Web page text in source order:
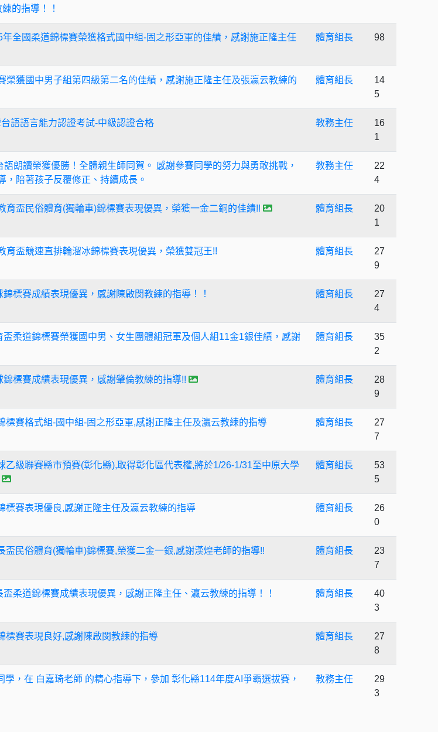
的指導！！
全國柔道錦標賽榮獲格式國中組-固之形亞軍的佳績，感謝施正隆主任
體育組長 98
榮獲國中男子組第四級第二名的佳績，感謝施正隆主任及張瀛云教練的
體育組長
14
5
語語言能力認證考試-中級認證合格 教務主任
16
1
朗讀榮獲優勝！全體親生師同賀。 感謝參賽同學的努力與勇敢挑戰，
陪著孩子反覆修正、持續成長。
教務主任
22
4
盃民俗體育(獨輪車)錦標賽表現優異，榮獲一金二銅的佳績!! 體育組長
20
1
盃競速直排輪溜冰錦標賽表現優異，榮獲雙冠王!! 體育組長
27
9
標賽成績表現優異，感謝陳啟閔教練的指導！！ 體育組長
27
4
柔道錦標賽榮獲國中男、女生團體組冠軍及個人組11金1銀佳績，感謝
體育組長
35
2
標賽成績表現優異，感謝肈倫教練的指導!! 體育組長
28
9
賽格式組-國中組-固之形亞軍,感謝正隆主任及瀛云教練的指導 體育組長
27
7
級聯賽縣市預賽(彰化縣),取得彰化區代表權,將於1/26-1/31至中原大學
體育組長
53
5
賽表現優良,感謝正隆主任及瀛云教練的指導 體育組長
26
0
民俗體育(獨輪車)錦標賽,榮獲二金一銀,感謝漢煌老師的指導!! 體育組長
23
7
柔道錦標賽成績表現優異，感謝正隆主任、瀛云教練的指導！！ 體育組長
40
3
標賽表現良好,感謝陳啟閔教練的指導 體育組長
27
8
，在 白嘉琦老師 的精心指導下，參加 彰化縣114年度AI爭霸選拔賽，
教務主任
29
3